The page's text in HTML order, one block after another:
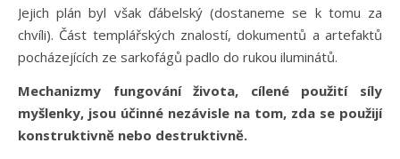
Jejich plán byl však ďábelský (dostaneme se k tomu za
chvíli). Část templářských znalostí, dokumentů a artefaktů
pocházejících ze sarkofágů padlo do rukou iluminátů.
Mechanizmy fungování života, cílené použití síly
myšlenky, jsou účinné nezávisle na tom, zda se použijí
konstruktivně nebo destruktivně.